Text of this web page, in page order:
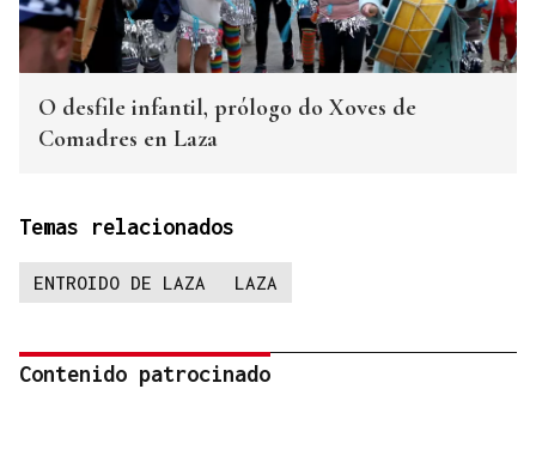
O desfile infantil, prólogo do Xoves de
Comadres en Laza
Temas relacionados
ENTROIDO DE LAZA LAZA
Contenido patrocinado